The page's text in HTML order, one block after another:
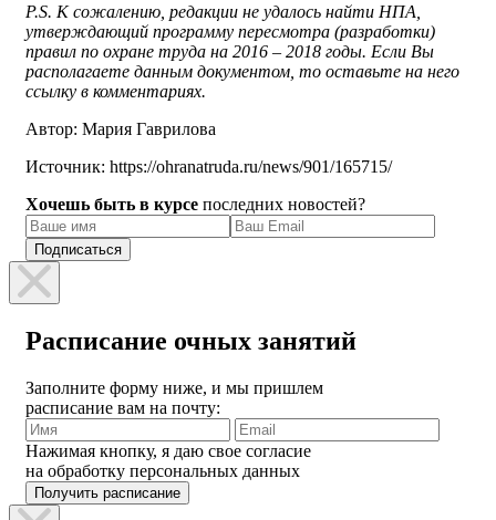
P.S. К сожалению, редакции не удалось найти НПА,
утверждающий программу пересмотра (разработки)
правил по охране труда на 2016 – 2018 годы. Если Вы
располагаете данным документом, то оставьте на него
ссылку в комментариях.
Автор: Мария Гаврилова
Источник: https://ohranatruda.ru/news/901/165715/
Хочешь быть в курсе последних новостей?
Расписание очных занятий
Заполните форму ниже, и мы пришлем
расписание вам на почту:
Нажимая кнопку, я даю свое согласие
на обработку персональных данных